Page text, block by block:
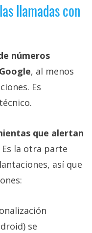
llamadas con
números
, al menos
Es
que alertan
Es la otra parte
así que
se